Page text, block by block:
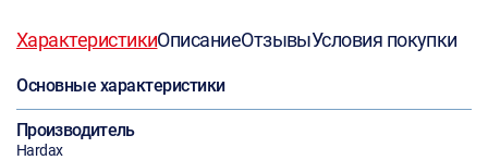
ХарактеристикиОписаниеОтзывыУсловия покупки
Основные характеристики
Производитель
Hardax